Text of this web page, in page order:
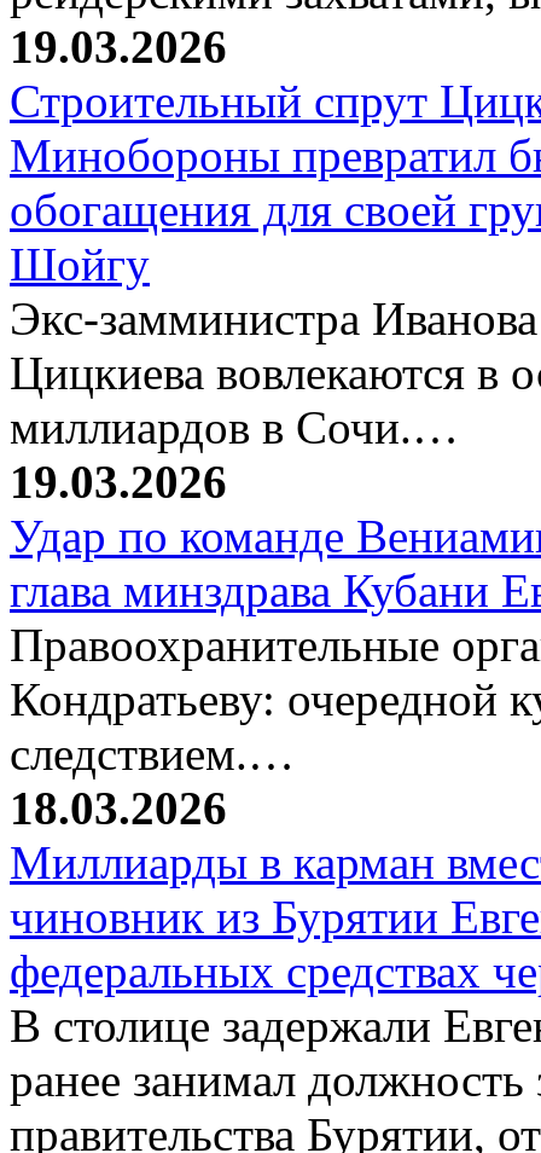
19.03.2026
Строительный спрут
Минобороны превратил
обогащения для своей
Шойгу
Экс-замминистра
Цицкиева вовлекаются в
миллиардов в Сочи.…
19.03.2026
Удар по команде
глава минздрава Кубани
Правоохранительные
Кондратьеву: очередной
следствием.…
18.03.2026
Миллиарды в карман
чиновник из Бурятии
федеральных средствах
В столице задержали
ранее занимал должность
правительства Бурятии,